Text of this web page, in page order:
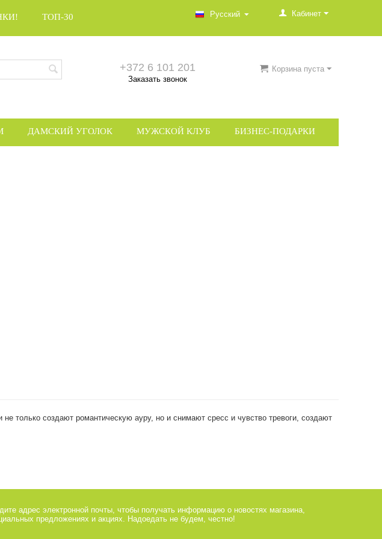
ТОП-30 Кабинет
Русский
+372 6 101 201
Заказать звонок
Корзина пуста
ДАМСКИЙ УГОЛОК МУЖСКОЙ КЛУБ БИЗНЕС-ПОДАРКИ
создают романтическую ауру, но и снимают сресс и чувство тревоги, создают
адрес электронной почты, чтобы получать информацию о новостях магазина,
предложениях и акциях. Надоедать не будем, честно!